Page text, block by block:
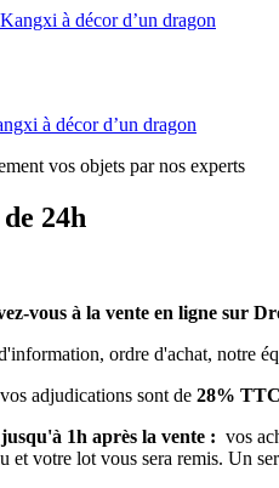
à décor d’un dragon
vos objets par nos experts
24h
vous à la vente en ligne sur
ordre d'achat, notre
adjudications sont de 28%
1h après la vente : vos
et votre lot vous sera remis. Un